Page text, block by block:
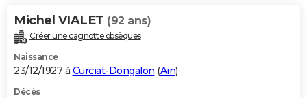
Michel VIALET (92 ans)
Créer une cagnotte obsèques
Naissance
23/12/1927 à Curciat-Dongalon (Ain)
Décès